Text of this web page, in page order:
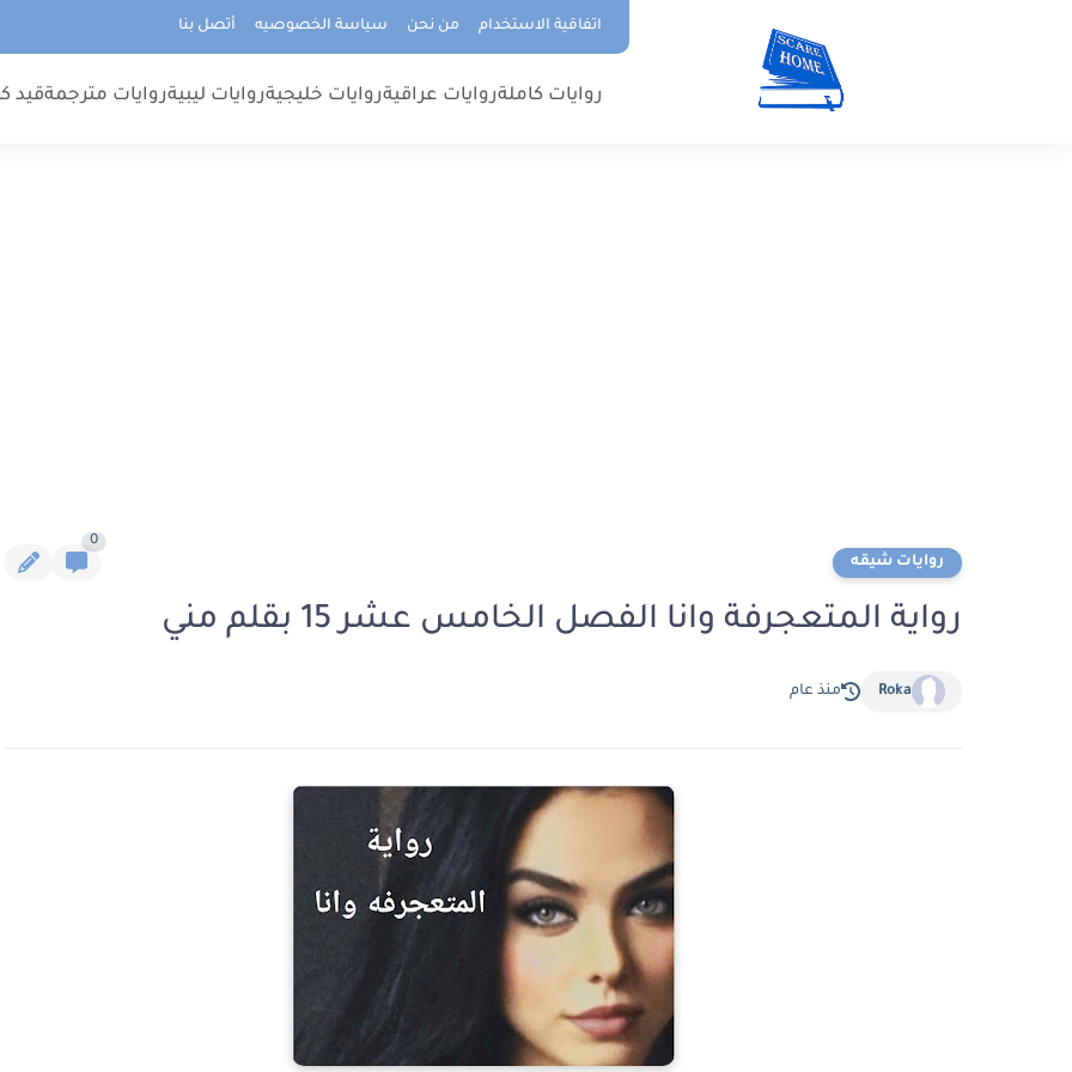
اتفاقية الاستخدام من نحن سياسة الخصوصيه أتصل بنا
روايات كاملةروايات عراقيةروايات خليجيةروايات ليبيةروايات مترجمةقيد
روايات شيقه
0
رواية المتعجرفة وانا الفصل الخامس عشر 15 بقلم مني
Roka منذ عام